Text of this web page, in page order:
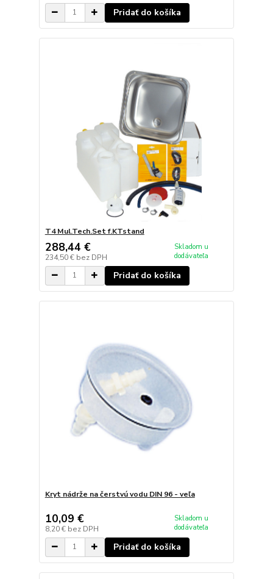
Pridať do košíka
T4 Mul.Tech.Set f.KTstand
288,44 €
234,50 € bez DPH
Skladom u
dodávateľa
Pridať do košíka
Kryt nádrže na čerstvú vodu DIN 96 - veľa
10,09 €
8,20 € bez DPH
Skladom u
dodávateľa
Pridať do košíka